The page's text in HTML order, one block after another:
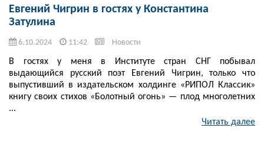
Евгений Чигрин в гостях у Константина
Затулина
6.10.2024 11:42 Новости
В гостях у меня в Институте стран СНГ побывал
выдающийся русский поэт Евгений Чигрин, только что
выпустивший в издательском холдинге «РИПОЛ Классик»
книгу своих стихов «Болотный огонь» — плод многолетних
...
Читать далее